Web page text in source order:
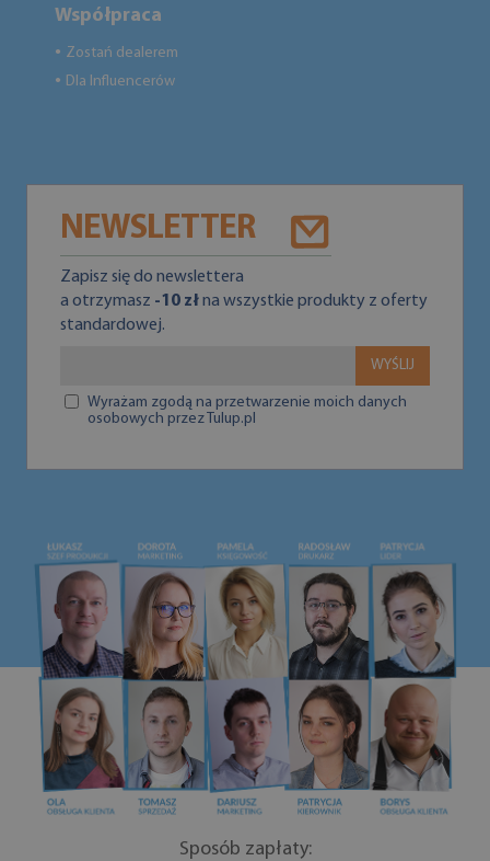
Współpraca
● Zostań dealerem
● Dla Influencerów
NEWSLETTER
Zapisz się do newslettera
a otrzymasz -10 złna wszystkie produkty z oferty
standardowej.
WYŚLIJ
Wyrażam zgodą na przetwarzenie moich danych
osobowych przez Tulup.pl
Sposób zapłaty: